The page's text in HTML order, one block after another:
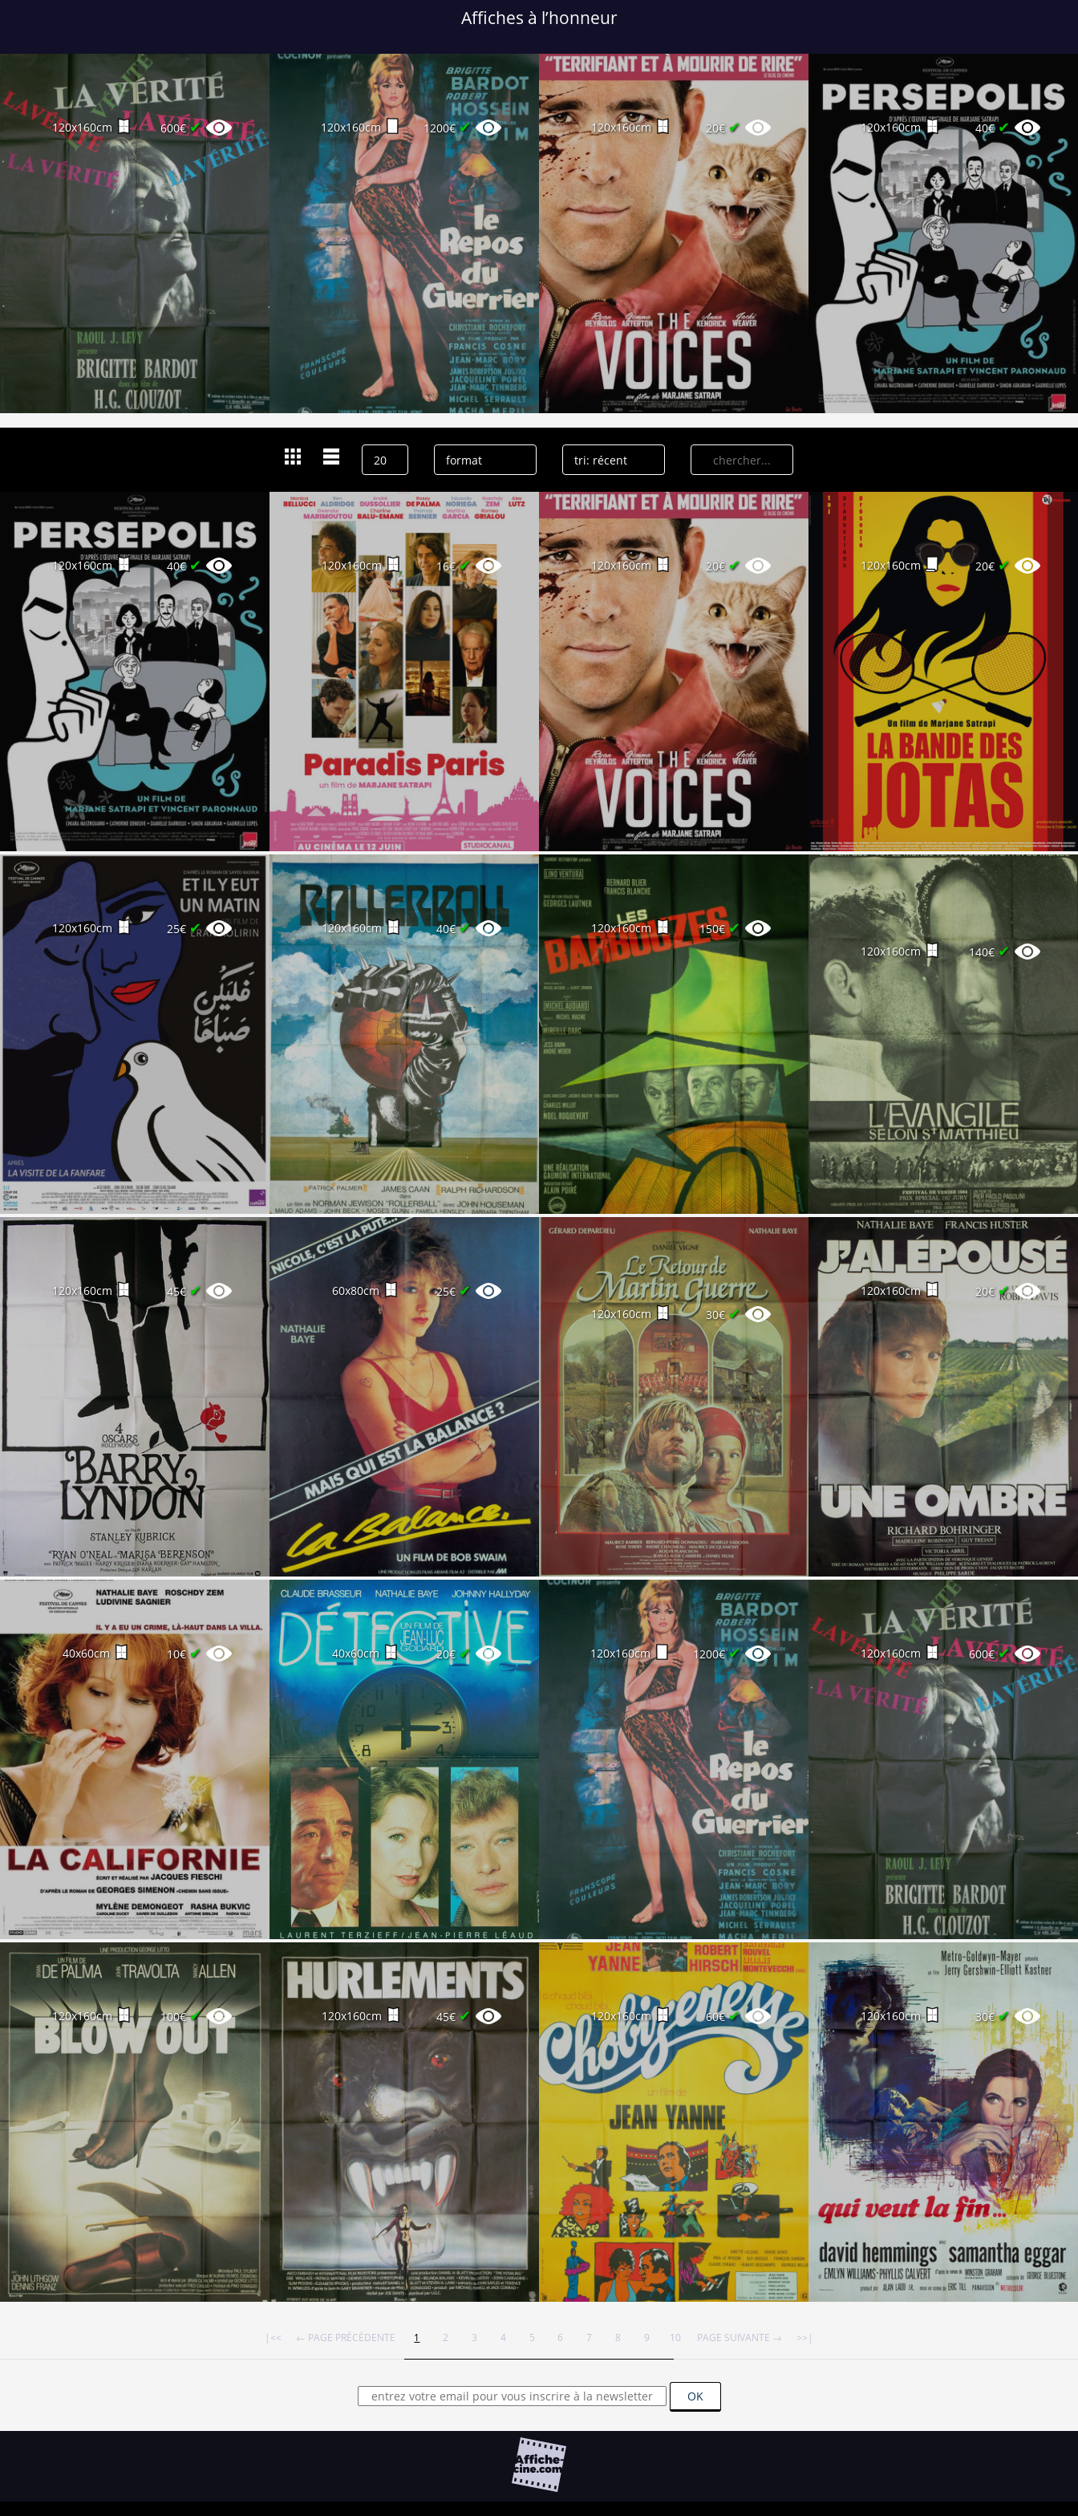
Affiches à l’honneur
120x160cm 600€✔ 120x160cm 1200€✔ 120x160cm 20€ ✔ 120x160cm 40€✔
120x160cm 40€✔ 120x160cm 16€✔ 120x160cm 20€ ✔ 120x160cm 20€ ✔
120x160cm 25€ ✔ 120x160cm 40€✔ 120x160cm 150€✔
120x160cm 140€ ✔
120x160cm 45€ ✔ 60x80cm 25€✔
120x160cm 30€✔
120x160cm 20€ ✔
40x60cm 10€✔ 40x60cm 20€ ✔ 120x160cm 1200€✔ 120x160cm 600€✔
120x160cm 100€✔ 120x160cm 45€✔ 120x160cm 60€✔ 120x160cm 30€✔
|<< ← PAGE PRÉCÉDENTE 1 2 3 4 5 6 7 8 9 10 PAGE SUIVANTE → >>|
OK